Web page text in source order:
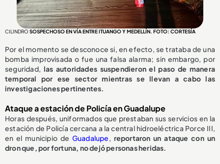
CILINDRO SOSPECHOSO EN VÍA ENTRE ITUANGO Y MEDELLÍN. FOTO: CORTESÍA
Por el momento se desconoce si, en efecto, se trataba de una
bomba improvisada o fue una falsa alarma; sin embargo, por
seguridad, las autoridades suspendieron el paso de manera
temporal por ese sector mientras se llevan a cabo las
investigaciones pertinentes.
Ataque a estación de Policía en Guadalupe
Horas después, uniformados que prestaban sus servicios en la
estación de Policía cercana a la central hidroeléctrica Porce III,
en el municipio de Guadalupe
reportaron un ataque con un
dron que, por fortuna, no dejó personas heridas.